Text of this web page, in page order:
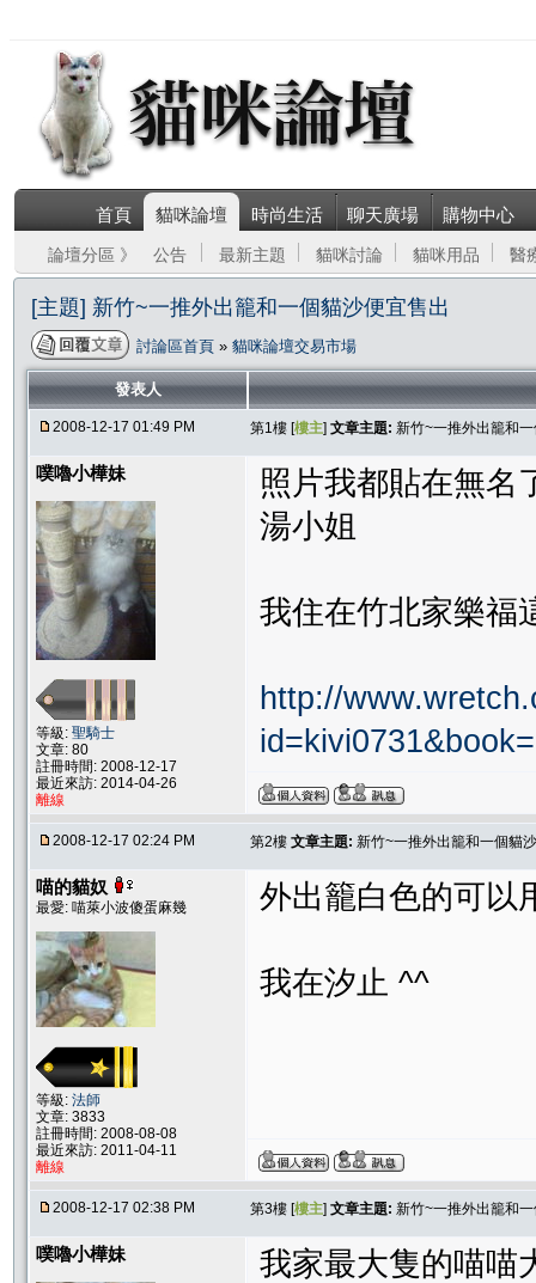
首頁 貓咪論壇 時尚生活 聊天廣場 購物中心
論壇分區 》 公告 最新主題 貓咪討論 貓咪用品 醫
[主題] 新竹~一推外出籠和一個貓沙便宜售出
討論區首頁 » 貓咪論壇交易市場
發表人
2008-12-17 01:49 PM 第1樓 [樓主] 文章主題: 新竹~一推外出籠和
噗嚕小樺妹
等級: 聖騎士
文章: 80
註冊時間: 2008-12-17
最近來訪: 2014-04-26
離線
照片我都貼在無名
湯小姐
我住在竹北家樂福
http://
2008-12-17 02:24 PM 第2樓 文章主題: 新竹~一推外出籠和一個貓
喵的貓奴
最愛: 喵萊小波傻蛋麻幾
等級: 法師
文章: 3833
註冊時間: 2008-08-08
最近來訪: 2011-04-11
離線
外出籠白色的可以
我在汐止 ^^
2008-12-17 02:38 PM 第3樓 [樓主] 文章主題: 新竹~一推外出籠和
噗嚕小樺妹
我家最大隻的喵